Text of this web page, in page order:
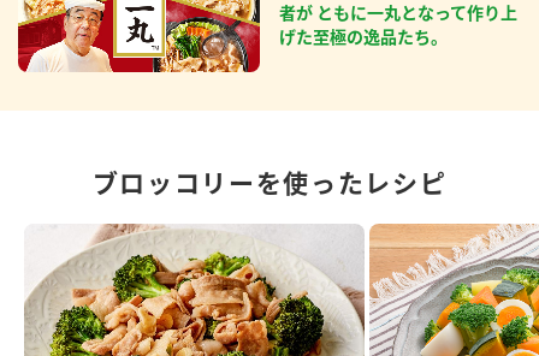
者が ともに一丸となって作り上
げた至極の逸品たち。
ブロッコリーを使ったレシピ